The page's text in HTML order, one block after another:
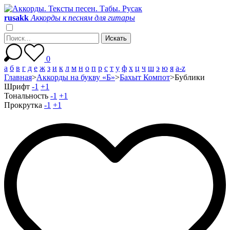
rusakk Аккорды к песням для гитары
0
а б в г д е ж з и к л м н о п р с т у ф х ц ч ш э ю я a-z
Главная>Аккорды на букву «Б»>Бахыт Компот>Бублики
Шрифт -1 +1
Тональность -1 +1
Прокрутка -1 +1